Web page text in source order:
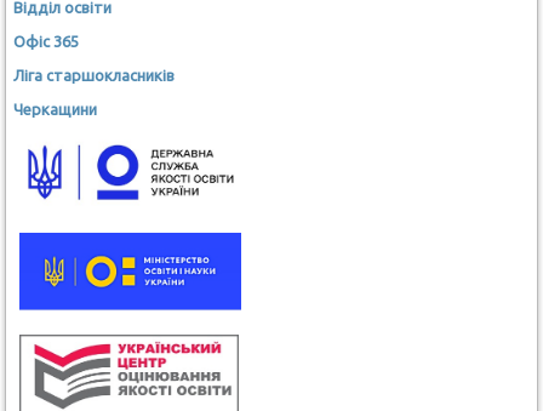
Відділ освіти
Офіс 365
Ліга старшокласників
Черкащини